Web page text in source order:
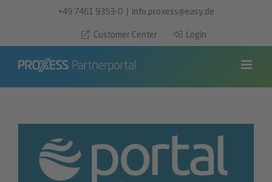
+49 7461 9353-0 | info.proxess@easy.de
Customer Center
Login